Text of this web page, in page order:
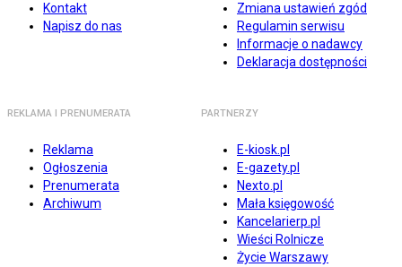
Kontakt
Napisz do nas
Zmiana ustawień zgód
Regulamin serwisu
Informacje o nadawcy
Deklaracja dostępności
REKLAMA I PRENUMERATA
Reklama
Ogłoszenia
Prenumerata
Archiwum
PARTNERZY
E-kiosk.pl
E-gazety.pl
Nexto.pl
Mała księgowość
Kancelarierp.pl
Wieści Rolnicze
Życie Warszawy